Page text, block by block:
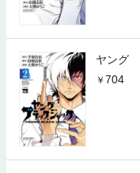
ヤング
704